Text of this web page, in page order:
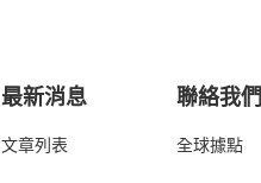
最新消息
文章列表
聯絡我們
全球據點